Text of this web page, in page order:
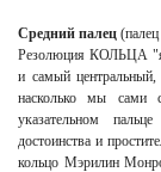
Средний палец
Резолюция КОЛЬЦА "я
и самый
насколько мы сами
указательном
достоинства и
кольцо Мэрилин